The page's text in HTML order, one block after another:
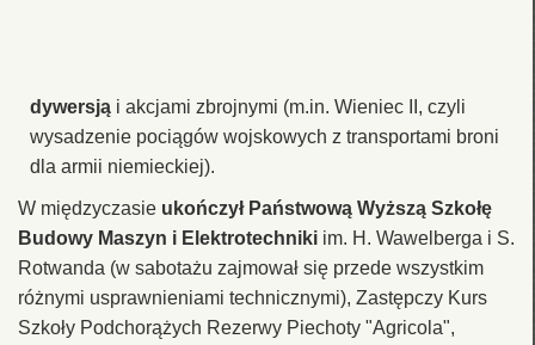
dywersją i akcjami zbrojnymi (m.in. Wieniec II, czyli
wysadzenie pociągów wojskowych z transportami broni
dla armii niemieckiej).
W międzyczasie ukończył Państwową Wyższą Szkołę
Budowy Maszyn i Elektrotechniki im. H. Wawelberga i S.
Rotwanda (w sabotażu zajmował się przede wszystkim
różnymi usprawnieniami technicznymi), Zastępczy Kurs
Szkoły Podchorążych Rezerwy Piechoty "Agricola",